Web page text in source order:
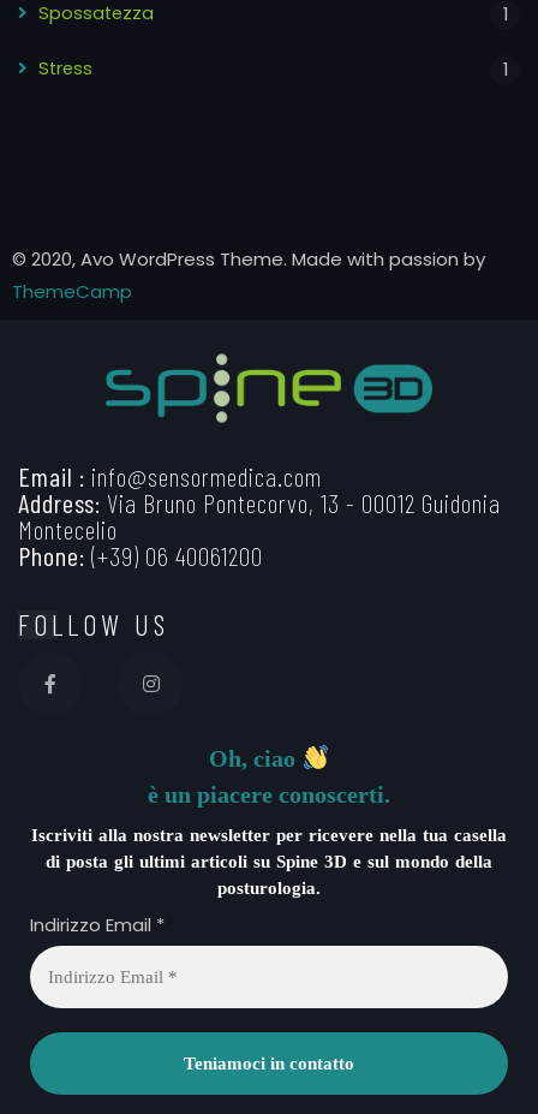
Spossatezza 1
Stress 1
© 2020, Avo WordPress Theme. Made with passion by
ThemeCamp
Email : info@sensormedica.com
Address: Via Bruno Pontecorvo, 13 - 00012 Guidonia
Montecelio
Phone: (+39) 06 40061200
FOLLOW US
Oh, ciao
è un piacere conoscerti.
Iscriviti alla nostra newsletter per ricevere nella tua casella
di posta gli ultimi articoli su Spine 3D e sul mondo della
posturologia.
Indirizzo Email *